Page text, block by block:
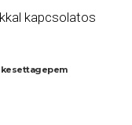
kapcsolatos
útmutatónkat itt